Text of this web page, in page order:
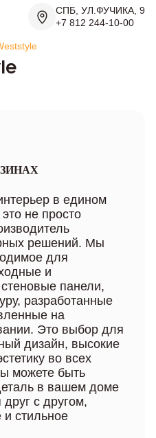
СПБ, УЛ.ФУЧИКА, 9
+7 812 244-10-00
в едином
не просто
решений. Мы
для
и
панели,
разработанные
на
Это выбор для
дизайн, высокие
во всех
можете быть
в вашем доме
друг с другом,
и стильное